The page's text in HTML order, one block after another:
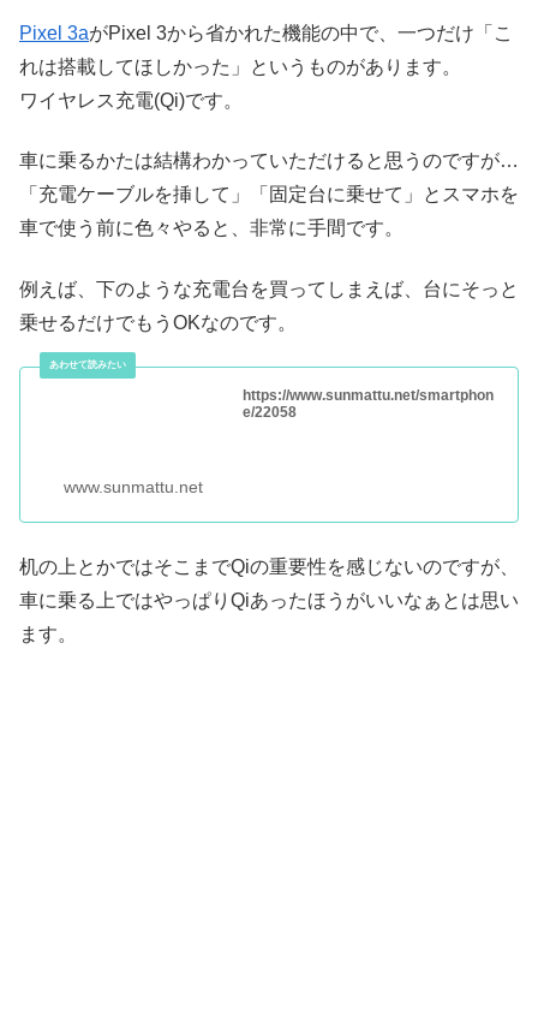
Pixel 3aがPixel 3から省かれた機能の中で、一つだけ「こ
れは搭載してほしかった」というものがあります。
ワイヤレス充電(Qi)です。
車に乗るかたは結構わかっていただけると思うのですが…
「充電ケーブルを挿して」「固定台に乗せて」とスマホを
車で使う前に色々やると、非常に手間です。
例えば、下のような充電台を買ってしまえば、台にそっと
乗せるだけでもうOKなのです。
https://www.sunmattu.net/smartphon
e/22058
www.sunmattu.net
机の上とかではそこまでQiの重要性を感じないのですが、
車に乗る上ではやっぱりQiあったほうがいいなぁとは思い
ます。